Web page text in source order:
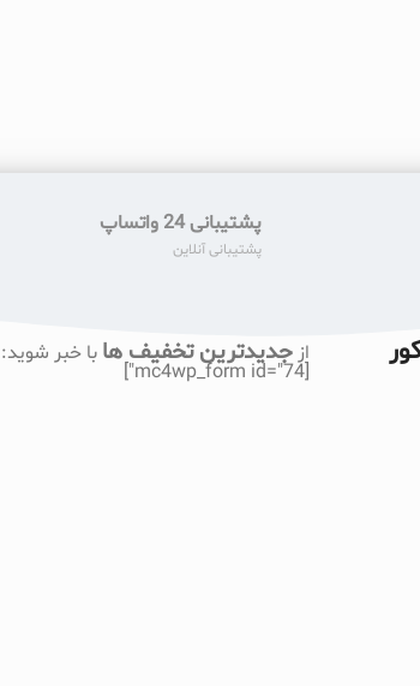
پشتیبانی 24 واتساپ
پشتیبانی آنلاین
ازجدیدترین تخفیف ها با خبر شوید:
[mc4wp_form id="74"]